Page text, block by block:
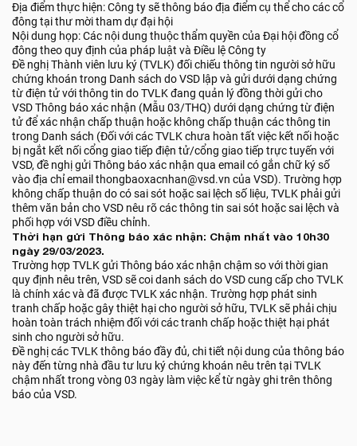
Địa điểm thực hiện: Công ty sẽ thông báo địa điểm cụ thể cho các cổ
đông tại thư mời tham dự đại hội
Nội dung họp: Các nội dung thuộc thẩm quyền của Đại hội đồng cổ
đông theo quy định của pháp luật và Điều lệ Công ty
Đề nghị Thành viên lưu ký (TVLK) đối chiếu thông tin người sở hữu
chứng khoán trong Danh sách do VSD lập và gửi dưới dạng chứng
từ điện tử với thông tin do TVLK đang quản lý đồng thời gửi cho
VSD Thông báo xác nhận (Mẫu 03/THQ) dưới dạng chứng từ điện
tử để xác nhận chấp thuận hoặc không chấp thuận các thông tin
trong Danh sách (Đối với các TVLK chưa hoàn tất việc kết nối hoặc
bị ngắt kết nối cổng giao tiếp điện tử/cổng giao tiếp trực tuyến với
VSD, đề nghị gửi Thông báo xác nhận qua email có gắn chữ ký số
vào địa chỉ email thongbaoxacnhan@vsd.vn của VSD). Trường hợp
không chấp thuận do có sai sót hoặc sai lệch số liệu, TVLK phải gửi
thêm văn bản cho VSD nêu rõ các thông tin sai sót hoặc sai lệch và
phối hợp với VSD điều chỉnh.
Thời hạn gửi Thông báo xác nhận: Chậm nhất vào 10h30
ngày 29/03/2023.
Trường hợp TVLK gửi Thông báo xác nhận chậm so với thời gian
quy định nêu trên, VSD sẽ coi danh sách do VSD cung cấp cho TVLK
là chính xác và đã được TVLK xác nhận. Trường hợp phát sinh
tranh chấp hoặc gây thiệt hại cho người sở hữu, TVLK sẽ phải chịu
hoàn toàn trách nhiệm đối với các tranh chấp hoặc thiệt hại phát
sinh cho người sở hữu.
Đề nghị các TVLK thông báo đầy đủ, chi tiết nội dung của thông báo
này đến từng nhà đầu tư lưu ký chứng khoán nêu trên tại TVLK
chậm nhất trong vòng 03 ngày làm việc kể từ ngày ghi trên thông
báo của VSD.